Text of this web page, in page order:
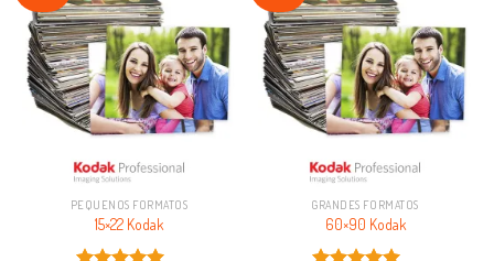
PEQUENOS FORMATOS
15×22 Kodak
GRANDES FORMATOS
60×90 Kodak